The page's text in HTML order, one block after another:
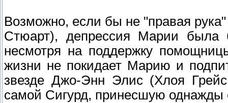
Возможно, если бы не "правая
Стюарт), депрессия Марии была
несмотря на поддержку
жизни не покидает Марию и
звезде Джо-Энн Элис (Хлоя
самой Сигурд, принесшую